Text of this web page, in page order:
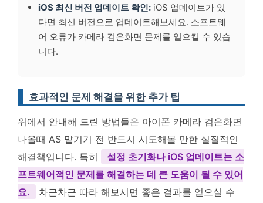
iOS 최신 버전 업데이트 확인: iOS 업데이트가 있
다면 최신 버전으로 업데이트해보세요. 소프트웨
어 오류가 카메라 검은화면 문제를 일으킬 수 있습
니다.
효과적인 문제 해결을 위한 추가 팁
위에서 안내해 드린 방법들은 아이폰 카메라 검은화면
나올때 AS 맡기기 전 반드시 시도해볼 만한 실질적인
해결책입니다. 특히
설정 초기화나 iOS 업데이트는 소
프트웨어적인 문제를 해결하는 데 큰 도움이 될 수 있어
요.
차근차근 따라 해보시면 좋은 결과를 얻으실 수